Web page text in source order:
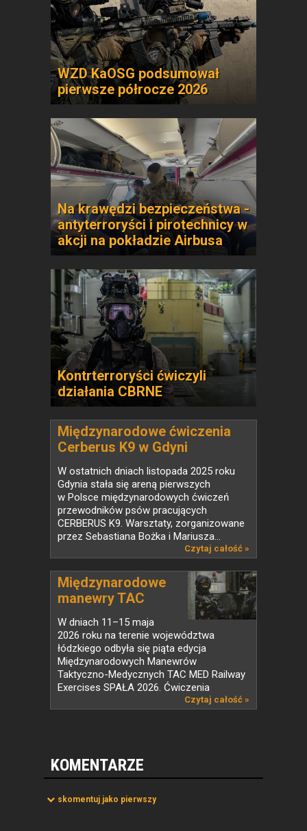
WZD KaOSG podsumował
pierwsze półrocze 2026
Na krawędzi bezpieczeństwa -
antyterroryści i pirotechnicy w
akcji na pokładzie Airbusa
Kontrterroryści ćwiczyli
działania CBRNE
Międzynarodowe ćwiczenia
Cerberus K9 w Gdyni
W ostatnich dniach listopada 2025 roku
Gdynia stała się areną pierwszych
w Polsce międzynarodowych ćwiczeń
przewodników psów pracujących
CERBERUS K9. Warsztaty, zorganizowane
przez Sebastiana Bożka i Mariusza...
Czytaj całość »
Międzynarodowe
manewry TAC
MED...
W dniach 11–15 maja
2026 roku na terenie województwa
łódzkiego odbyła się piąta edycja
Międzynarodowych Manewrów
Taktyczno-Medycznych TAC MED Railway
Exercises SPAŁA 2026. Ćwiczenia
Czytaj całość »
KOMENTARZE
skomentuj jako pierwszy